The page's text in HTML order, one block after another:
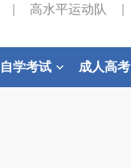
高水平运动队
自学考试 成人高考